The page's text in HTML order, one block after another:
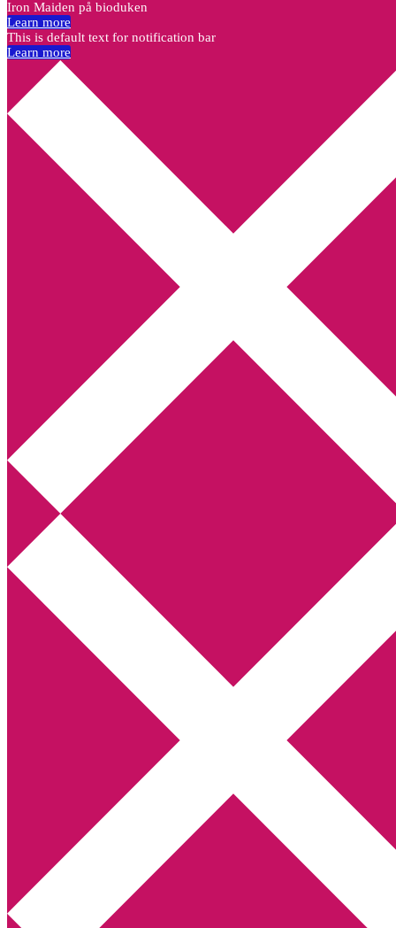
Annikas litteratur- och kulturblogg
Deckare, kriminalromaner, thrillers
Hem
Boktolva
Författarfemman
Kontakt
Webbshop Amazon
Utskriftscentralen
Min tv-blogg
You are here:Home Archives for John Nettles
Vem föredrar du: John eller Tom
Barnaby
Iron Maiden på bioduken
Learn more
This is default text for notification bar
Learn more